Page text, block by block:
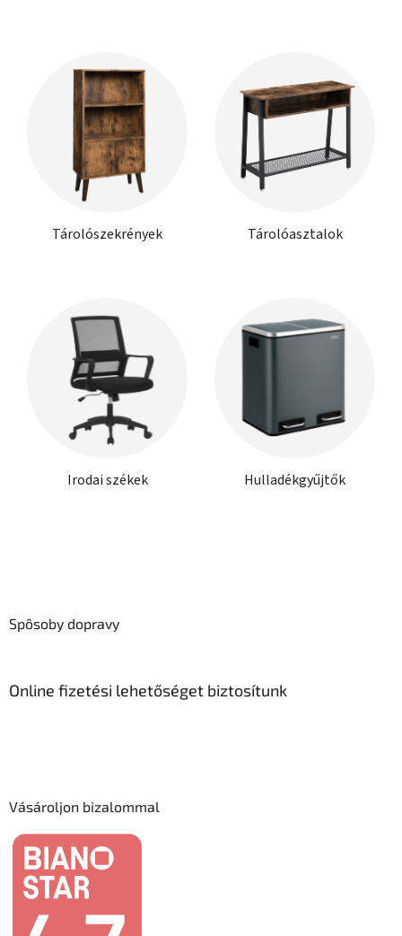
Tárolószekrények Tárolóasztalok
Irodai székek Hulladékgyűjtők
Spôsoby dopravy
Online fizetési lehetőséget biztosítunk
Vásároljon bizalommal